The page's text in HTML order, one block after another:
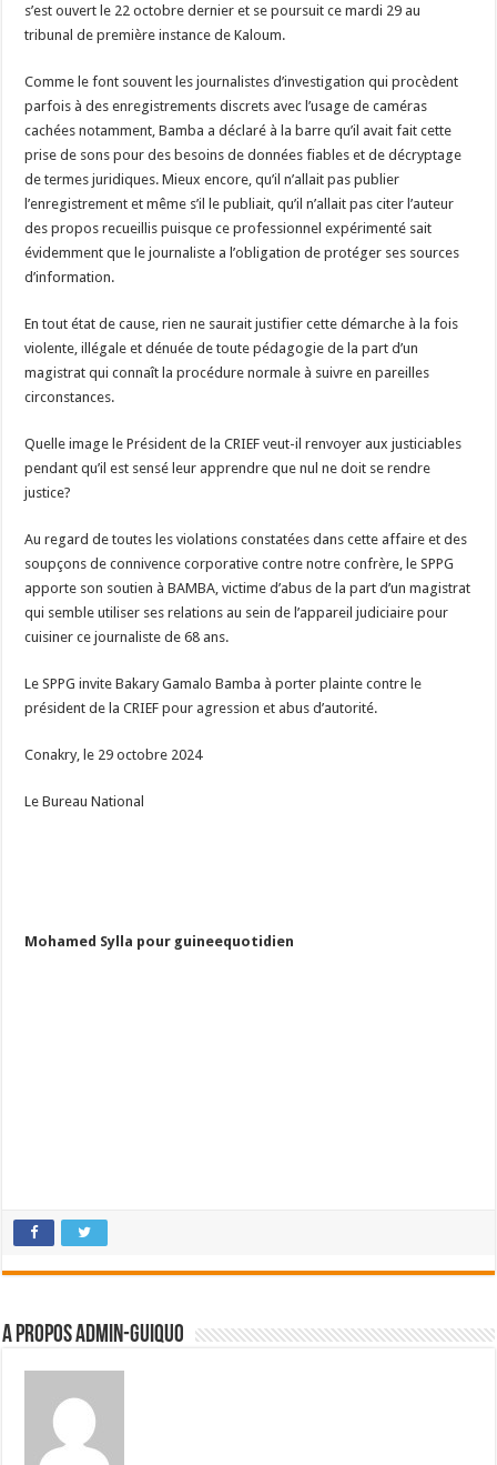
s’est ouvert le 22 octobre dernier et se poursuit ce mardi 29 au
tribunal de première instance de Kaloum.
Comme le font souvent les journalistes d’investigation qui procèdent
parfois à des enregistrements discrets avec l’usage de caméras
cachées notamment, Bamba a déclaré à la barre qu’il avait fait cette
prise de sons pour des besoins de données fiables et de décryptage
de termes juridiques. Mieux encore, qu’il n’allait pas publier
l’enregistrement et même s’il le publiait, qu’il n’allait pas citer l’auteur
des propos recueillis puisque ce professionnel expérimenté sait
évidemment que le journaliste a l’obligation de protéger ses sources
d’information.
En tout état de cause, rien ne saurait justifier cette démarche à la fois
violente, illégale et dénuée de toute pédagogie de la part d’un
magistrat qui connaît la procédure normale à suivre en pareilles
circonstances.
Quelle image le Président de la CRIEF veut-il renvoyer aux justiciables
pendant qu’il est sensé leur apprendre que nul ne doit se rendre
justice?
Au regard de toutes les violations constatées dans cette affaire et des
soupçons de connivence corporative contre notre confrère, le SPPG
apporte son soutien à BAMBA, victime d’abus de la part d’un magistrat
qui semble utiliser ses relations au sein de l’appareil judiciaire pour
cuisiner ce journaliste de 68 ans.
Le SPPG invite Bakary Gamalo Bamba à porter plainte contre le
président de la CRIEF pour agression et abus d’autorité.
Conakry, le 29 octobre 2024
Le Bureau National
Mohamed Sylla pour guineequotidien
A propos admin-guiquo